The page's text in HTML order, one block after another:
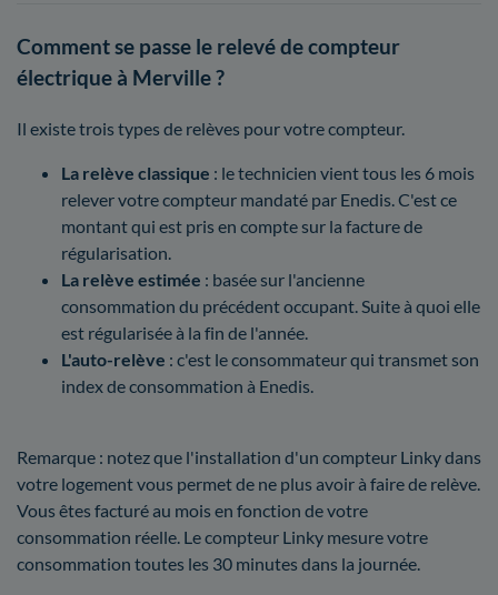
Comment se passe le relevé de compteur
électrique à Merville ?
Il existe trois types de relèves pour votre compteur.
La relève classique : le technicien vient tous les 6 mois
relever votre compteur mandaté par Enedis. C'est ce
montant qui est pris en compte sur la facture de
régularisation.
La relève estimée : basée sur l'ancienne
consommation du précédent occupant. Suite à quoi elle
est régularisée à la fin de l'année.
L'auto-relève : c'est le consommateur qui transmet son
index de consommation à Enedis.
Remarque : notez que l'installation d'un compteur Linky dans
votre logement vous permet de ne plus avoir à faire de relève.
Vous êtes facturé au mois en fonction de votre
consommation réelle. Le compteur Linky mesure votre
consommation toutes les 30 minutes dans la journée.